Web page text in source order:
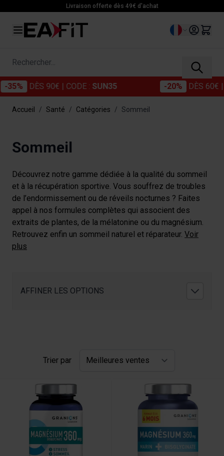
Livraison offerte dès 49€ d'achat
Langue
Rechercher...
DÈS 90€| CODE : SUN35 DÈS 60€| CODE
Accueil / Santé / Catégories / Sommeil
Sommeil
Découvrez notre gamme dédiée à la qualité du sommeil
et à la récupération sportive. Vous souffrez de troubles
de l’endormissement ou de réveils nocturnes ? Faites
appel à nos formules complètes qui associent des
extraits de plantes, de la mélatonine ou du magnésium.
Retrouvez enfin un sommeil naturel et réparateur. Voir
plus
AFFINER LES OPTIONS
Trier par